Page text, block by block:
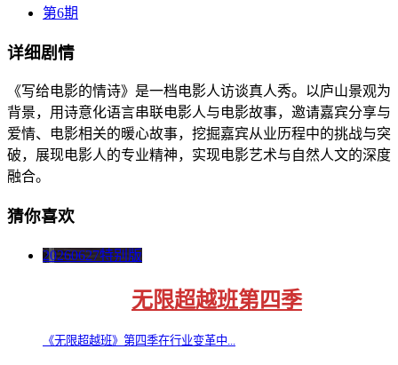
第6期
详细剧情
《写给电影的情诗》是一档电影人访谈真人秀。以庐山景观为
背景，用诗意化语言串联电影人与电影故事，邀请嘉宾分享与
爱情、电影相关的暖心故事，挖掘嘉宾从业历程中的挑战与突
破，展现电影人的专业精神，实现电影艺术与自然人文的深度
融合。
猜你喜欢
20260627特别版
无限超越班第四季
《无限超越班》第四季在行业变革中...